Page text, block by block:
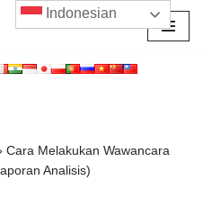
Cara Melakukan Wawancara
Analisis)
Indonesian